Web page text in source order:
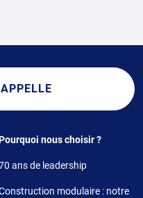
2 nous choisir ?
ans de leadership
modulaire : notre